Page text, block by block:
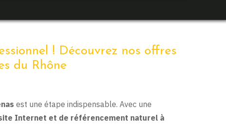
! Découvrez nos offres
du Rhône
est une étape indispensable. Avec une
Internet et de référencement naturel à